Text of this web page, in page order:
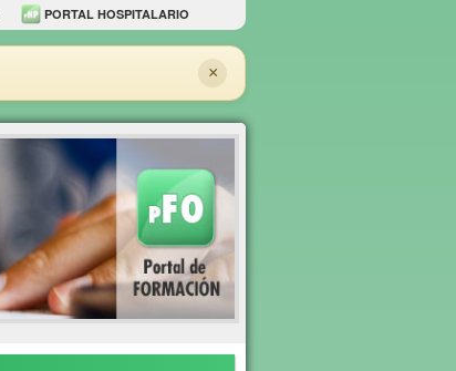
PORTAL HOSPITALARIO
×